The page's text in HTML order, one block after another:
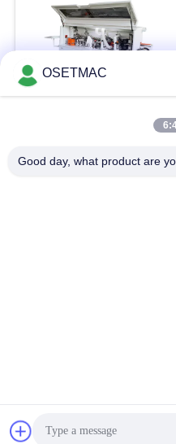
PRIVACY
POLICY
หมวดหมู่ยอด
OSETMAC
Good day, what product are